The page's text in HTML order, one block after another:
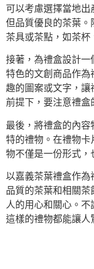
可以考慮選擇當地
但品質優良的茶葉。
茶具或茶點，如茶杯
接著，為禮盒設計一
特色的文創商品作為
趣的圖案或文字，讓
前提下，要注意禮盒
最後，將禮盒的內
特的禮物。在禮物卡
物不僅是一份形式，
以嘉義茶葉禮盒作為
品質的茶葉和相關
人的用心和關心。不
這樣的禮物都能讓人